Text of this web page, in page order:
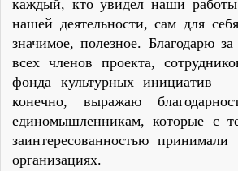
каждый, кто увидел наши
нашей деятельности, сам для
значимое, полезное. Благодарю
всех членов проекта,
фонда культурных инициатив –
конечно, выражаю
единомышленникам, которые с
заинтересованностью
организациях.